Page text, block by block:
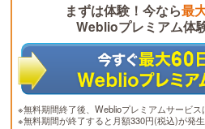
まずは体験！今なら最
Weblioプレミアム体
※無料期間終了後、Weblioプレミアムサービス
※無料期間が終了すると月額330円(税込)が発生